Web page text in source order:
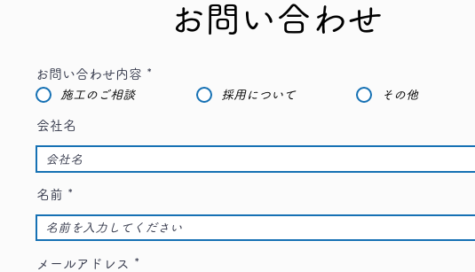
お問い合わせ
お問い合わせ内容 *
施工のご相談 採用について その他
会社名
名前
メールアドレス